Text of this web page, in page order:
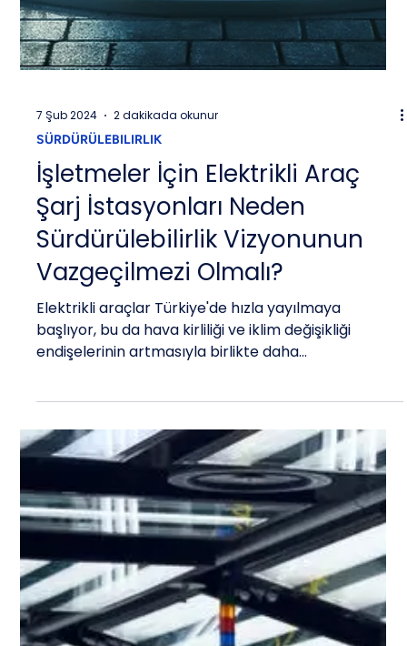
7 Şub 2024
2 dakikada okunur
SÜRDÜRÜLEBILIRLIK
İşletmeler İçin Elektrikli Araç
Şarj İstasyonları Neden
Sürdürülebilirlik Vizyonunun
Vazgeçilmezi Olmalı?
Elektrikli araçlar Türkiye'de hızla yayılmaya
başlıyor, bu da hava kirliliği ve iklim değişikliği